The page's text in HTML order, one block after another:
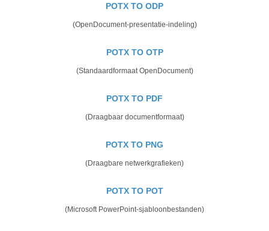
POTX TO ODP
(OpenDocument-presentatie-indeling)
POTX TO OTP
(Standaardformaat OpenDocument)
POTX TO PDF
(Draagbaar documentformaat)
POTX TO PNG
(Draagbare netwerkgrafieken)
POTX TO POT
(Microsoft PowerPoint-sjabloonbestanden)